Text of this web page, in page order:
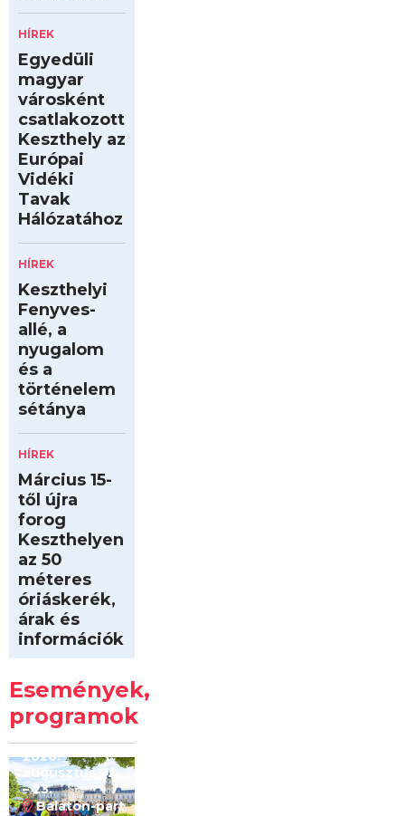
HÍREK
Egyedüli
magyar
városként
csatlakozott
Keszthely az
Európai
Vidéki
Tavak
Hálózatához
HÍREK
Keszthelyi
Fenyves-
allé, a
nyugalom
és a
történelem
sétánya
HÍREK
Március 15-
től újra
forog
Keszthelyen
az 50
méteres
óriáskerék,
árak és
információk
Események,
programok
Kilóméterek
2026
2026.
augusztus 22
– 23.
Balaton-part